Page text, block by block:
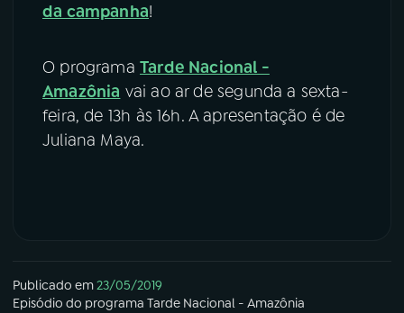
da campanha!
O programa Tarde Nacional -
Amazônia vai ao ar de segunda a sexta-
feira, de 13h às 16h. A apresentação é de
Juliana Maya.
Publicado em23/05/2019
Episódio do programa Tarde Nacional - Amazônia